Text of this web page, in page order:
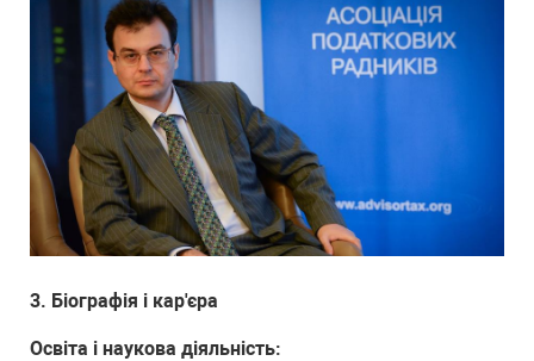
3. Біографія і кар'єра
Освіта і наукова діяльність: